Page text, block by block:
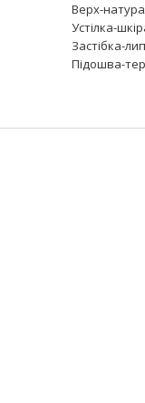
Верх-
Устілка-
Застібка-
Підошва-